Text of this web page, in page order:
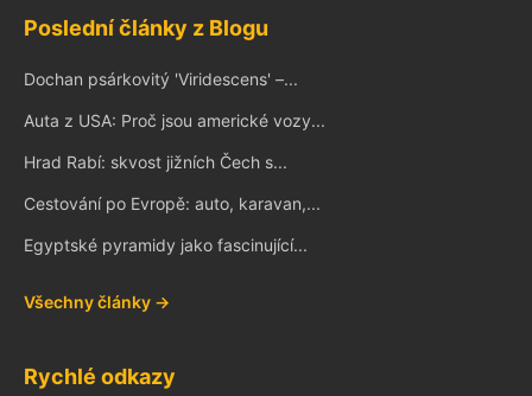
Poslední články z Blogu
Dochan psárkovitý 'Viridescens' –...
Auta z USA: Proč jsou americké vozy...
Hrad Rabí: skvost jižních Čech s...
Cestování po Evropě: auto, karavan,...
Egyptské pyramidy jako fascinující...
Všechny články →
Rychlé odkazy